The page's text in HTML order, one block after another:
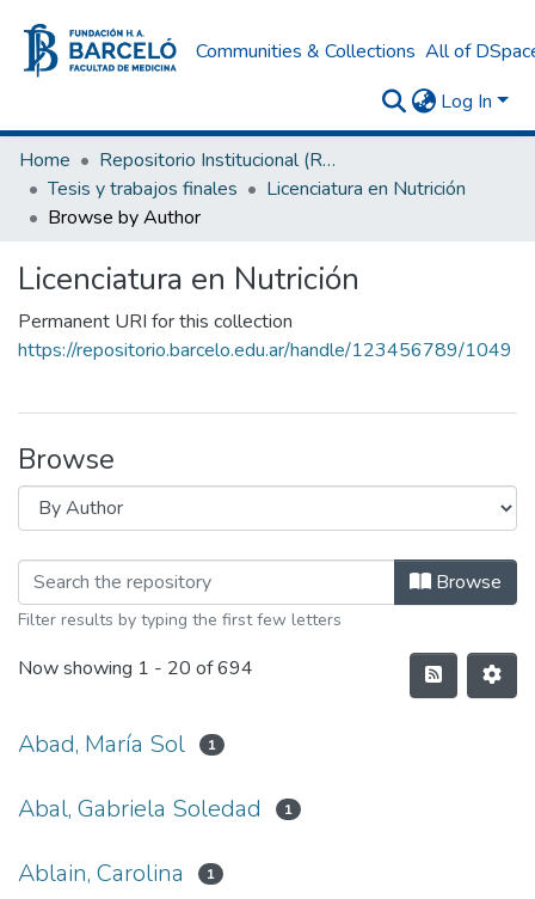
Communities & Collections All of
Log In
Home
Repositorio Institucional (RI) del Instituto Universitario de Ciencias de la Salud Fundación H. A. Barceló
Tesis y trabajos finales
Licenciatura en Nutrición
Browse by Author
Licenciatura en Nutrición
Permanent URI for this collection
https://repositorio.barcelo.edu.ar/handle/123456789/1049
Browse
Browse
Filter results by typing the first few letters
Now showing 1 - 20 of 694
Abad, María Sol 1
Abal, Gabriela Soledad 1
Ablain, Carolina 1